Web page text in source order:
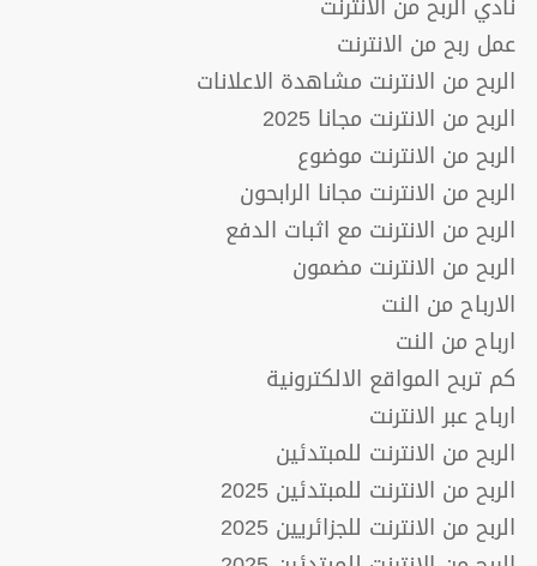
عمل ربح من الانترنت
الربح من الانترنت مشاهدة الاعلانات
الربح من الانترنت مجانا 2025
الربح من الانترنت موضوع
الربح من الانترنت مجانا الرابحون
الربح من الانترنت مع اثبات الدفع
الربح من الانترنت مضمون
الارباح من النت
ارباح من النت
كم تربح المواقع الالكترونية
ارباح عبر الانترنت
الربح من الانترنت للمبتدئين
الربح من الانترنت للمبتدئين 2025
الربح من الانترنت للجزائريين 2025